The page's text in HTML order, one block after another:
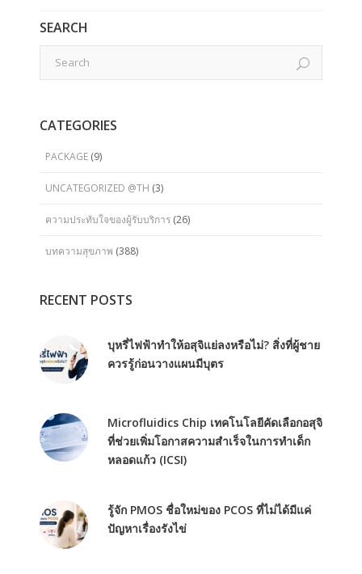
SEARCH
CATEGORIES
PACKAGE (9)
UNCATEGORIZED @TH (3)
ความประทับใจของผู้รับบริการ (26)
บทความสุขภาพ (388)
RECENT POSTS
บุหรี่ไฟฟ้าทำให้อสุจิแย่ลงหรือไม่? สิ่งที่ผู้ชาย
ควรรู้ก่อนวางแผนมีบุตร
Microfluidics Chip เทคโนโลยีคัดเลือกอสุจิ
ที่ช่วยเพิ่มโอกาสความสำเร็จในการทำเด็ก
หลอดแก้ว (ICSI)
รู้จัก PMOS ชื่อใหม่ของ PCOS ที่ไม่ได้มีแค่
ปัญหาเรื่องรังไข่